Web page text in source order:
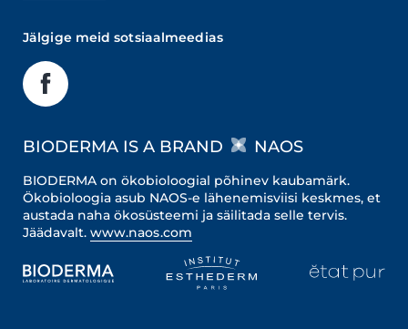
Jälgige meid sotsiaalmeedias
BIODERMA IS A BRAND NAOS
BIODERMA on ökobioloogial põhinev kaubamärk.
Ökobioloogia asub NAOS-e lähenemisviisi keskmes, et
austada naha ökosüsteemi ja säilitada selle tervis.
Jäädavalt. www.naos.com